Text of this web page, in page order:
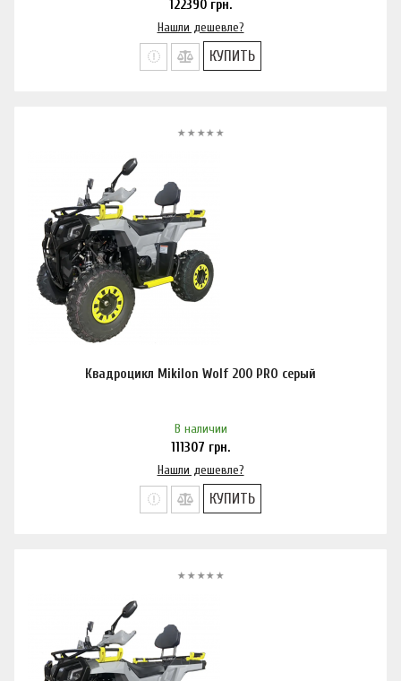
122390 грн.
Нашли дешевле?
КУПИТЬ
Квадроцикл Mikilon Wolf 200 PRO серый
В наличии
111307 грн.
Нашли дешевле?
КУПИТЬ